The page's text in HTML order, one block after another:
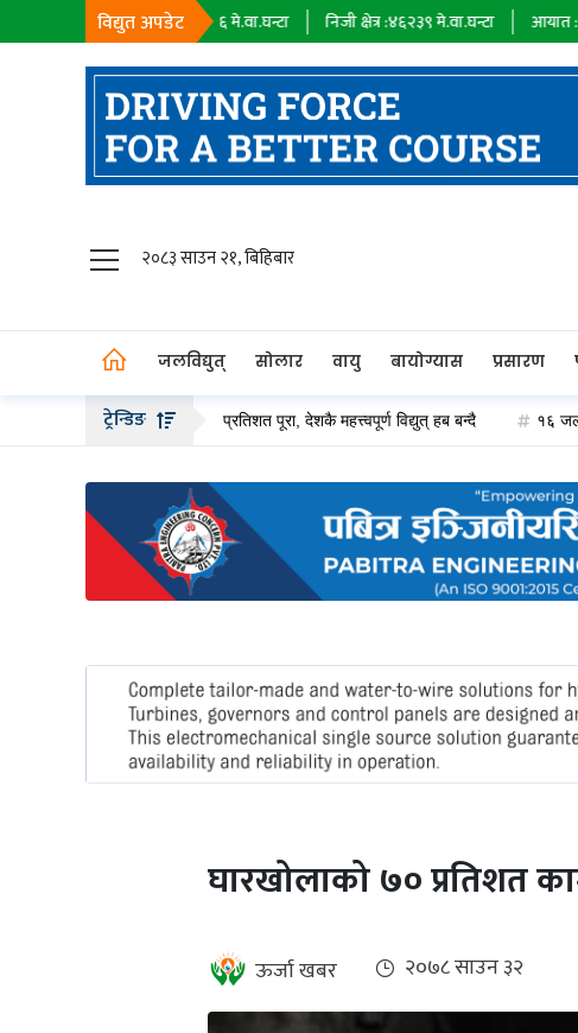
विद्युत अपडेट
१८१९६मे.वा.घन्टा निजी क्षेत्र : ४६२३९मे.वा.घन्टा आयात :० मे.वा.घन्टा
२०८३ साउन २१, बिहिबार
जलविद्युत् सोलार वायु बायोग्यास प्रसारण
वायु
बायोग्यास
पेट्रोलियम
अन्तर्राष्ट्रिय
जलवायु
ट्रेन्डिङ
सबस्टेसन निर्माण ९० प्रतिशत पूरा, देशकै महत्त्वपूर्ण विद्युत् हब बन्दै १६ जलविद्युत्
घारखोलाको ७० प्रतिशत
ऊर्जा खबर २०७८ साउन ३२